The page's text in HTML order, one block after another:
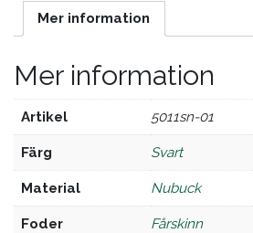
Mer information
Mer information
Artikel 5011sn-01
Färg svart
Material nubuck
Foder fårskinn